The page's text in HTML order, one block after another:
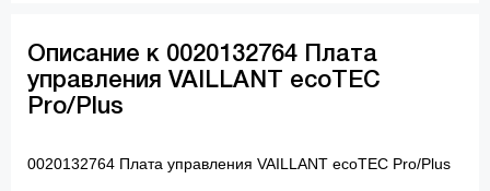
Описание к 0020132764 Плата
управления VAILLANT ecoTEC
Pro/Plus
0020132764 Плата управления VAILLANT ecoTEC Pro/Plus